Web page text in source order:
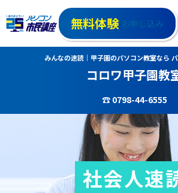
無料体験 お申し込み
みんなの速読｜甲子園のパソコン教室なら
コロワ甲子園教
☎ 0798-44-6555
社会人速